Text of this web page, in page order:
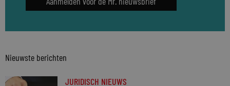
Nieuwste berichten
JURIDISCH NIEUWS